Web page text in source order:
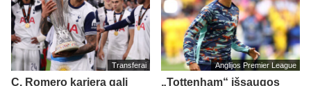
Transferai
C. Romero karjera gali
Anglijos Premier League
„Tottenham“ išsaugos